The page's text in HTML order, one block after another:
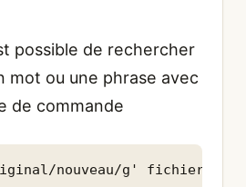
possible de rechercher
mot ou une phrase avec
de commande